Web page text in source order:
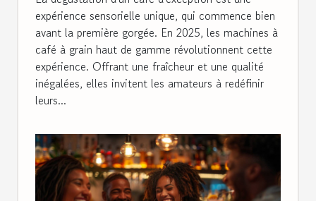
expérience sensorielle unique, qui commence bien
avant la première gorgée. En 2025, les machines à
café à grain haut de gamme révolutionnent cette
expérience. Offrant une fraîcheur et une qualité
inégalées, elles invitent les amateurs à redéfinir
leurs...